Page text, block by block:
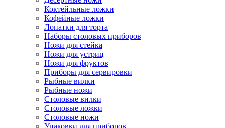
Коктейльные ложки
Кофейные ложки
Лопатки для торта
Наборы столовых приборов
Ножи для стейка
Ножи для устриц
Ножи для фруктов
Приборы для сервировки
Рыбные вилки
Рыбные ножи
Столовые вилки
Столовые ложки
Столовые ножи
Упаковки для приборов